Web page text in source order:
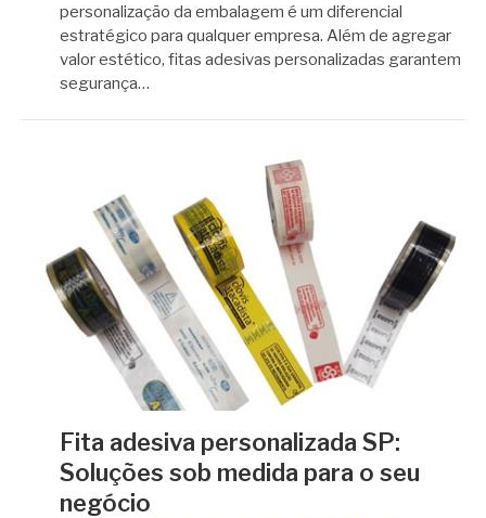
personalização da embalagem é um diferencial
estratégico para qualquer empresa. Além de agregar
valor estético, fitas adesivas personalizadas garantem
segurança…
Fita adesiva personalizada SP:
Soluções sob medida para o seu
negócio